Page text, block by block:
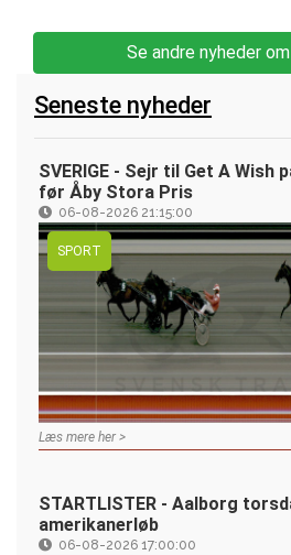
Se andre nyheder
Seneste nyheder
SVERIGE - Sejr til Get A Wish
før Åby Stora Pris
06-08-2026 21:15:00
SPORT
Læs mere her >
STARTLISTER - Aalborg
amerikanerløb
06-08-2026 17:00:00